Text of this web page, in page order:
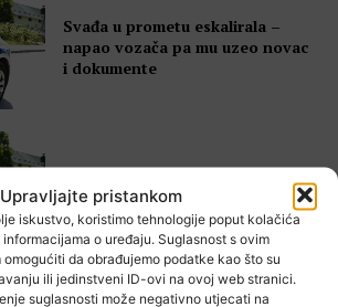
Upravljajte pristankom
iskustvo, koristimo tehnologije poput kolačića
o uređaju. Suglasnost s ovim
da obrađujemo podatke kao što su
ili jedinstveni ID-ovi na ovoj web stranici.
suglasnosti može negativno utjecati na
Svađa u prometu eskalirala –
napao vozača pa mu uzeo novac
i dokumente
Uhićeni lažni policajci, starijim
ženama uzeli preko 6.000 eura –
harali i Goricom